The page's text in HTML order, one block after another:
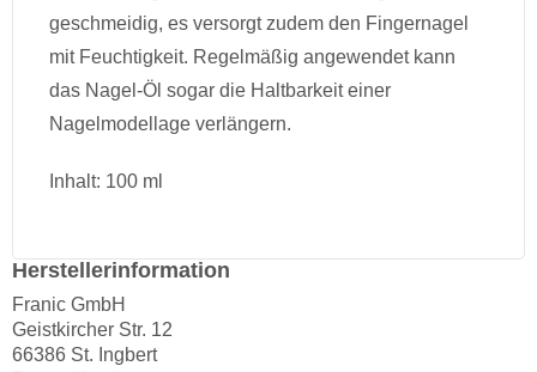
geschmeidig, es versorgt zudem den Fingernagel
mit Feuchtigkeit. Regelmäßig angewendet kann
das Nagel-Öl sogar die Haltbarkeit einer
Nagelmodellage verlängern.
Inhalt: 100 ml
Herstellerinformation
Franic GmbH
Geistkircher Str. 12
66386 St. Ingbert